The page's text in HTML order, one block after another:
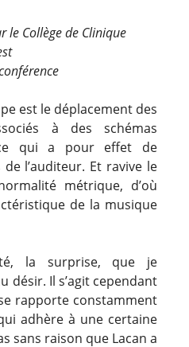
le Collège de Clinique
est le déplacement des
à des schémas
qui a pour effet de
l’auditeur. Et ravive le
métrique, d’où
de la musique
la surprise, que je
désir. Il s’agit cependant
rapporte constamment
adhère à une certaine
sans raison que Lacan a